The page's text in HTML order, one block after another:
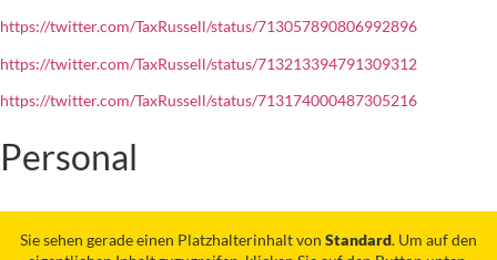
https://twitter.com/TaxRussell/status/713057890806992896
https://twitter.com/TaxRussell/status/713213394791309312
https://twitter.com/TaxRussell/status/713174000487305216
Personal
Sie sehen gerade einen Platzhalterinhalt von Standard. Um auf den